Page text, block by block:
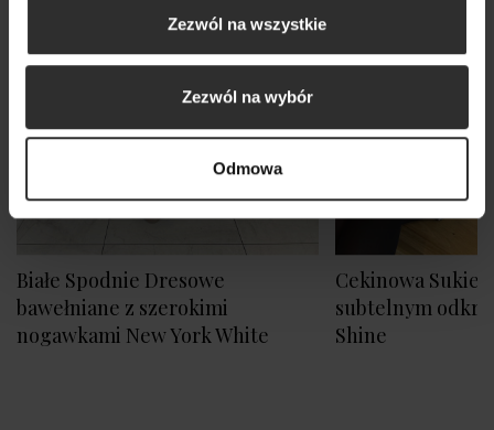
Zezwól na wszystkie
Zezwól na wybór
Odmowa
Białe Spodnie Dresowe
bawełniane z szerokimi
nogawkami New York White
Cekinowa
subtelnym
Shine